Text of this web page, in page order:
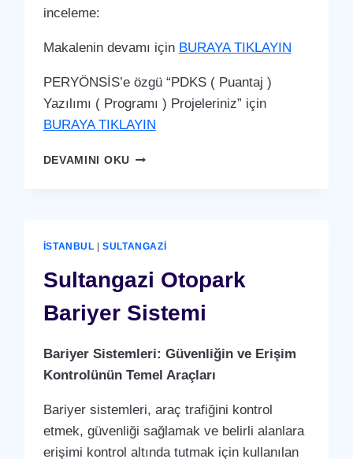
inceleme:
Makalenin devamı için BURAYA TIKLAYIN
PERYÖNSİS’e özgü “PDKS ( Puantaj )
Yazılımı ( Programı ) Projeleriniz” için
BURAYA TIKLAYIN
DEVAMINI OKUSULTANGAZI
SISTEMI)
YAZILIMI
(PROGRAMI)
İSTANBUL |SULTANGAZI
Sultangazi Otopark
Bariyer Sistemi
Bariyer Sistemleri: Güvenliğin ve Erişim
Kontrolünün Temel Araçları
Bariyer sistemleri, araç trafiğini kontrol
etmek, güvenliği sağlamak ve belirli alanlara
erişimi kontrol altında tutmak için kullanılan